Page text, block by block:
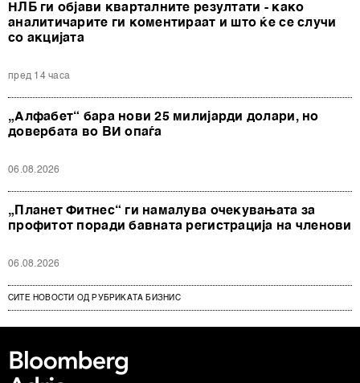
НЛБ ги објави кварталните резултати - како
аналитичарите ги коментираат и што ќе се случи
со акцијата
пред 14 часа
„Алфабет“ бара нови 25 милијарди долари, но
довербата во ВИ опаѓа
06.08.2026
„Планет Фитнес“ ги намалува очекувањата за
профитот поради бавната регистрација на членови
06.08.2026
СИТЕ НОВОСТИ ОД РУБРИКАТА БИЗНИС